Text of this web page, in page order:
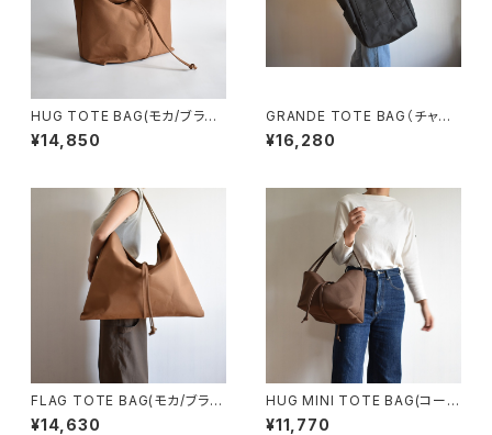
HUG TOTE BAG(モカ/ブラウ
ン)
¥14,850
GRANDE TOTE BAG（チャコ
ール/グレー）
¥16,280
FLAG TOTE BAG(モカ/ブラウ
ン)
¥14,630
HUG MINI TOTE BAG(コーヒ
ー/ブラウン)
¥11,770